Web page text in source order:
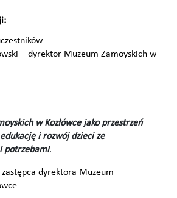
– dyrektor Muzeum Zamoyskich w
w Kozłówce jako przestrzeń
i rozwój dzieci ze
potrzebami.
zastępca dyrektora Muzeum